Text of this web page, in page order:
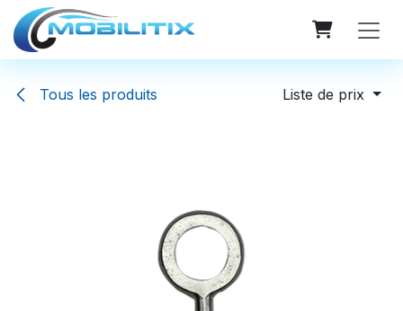
Se rendre au contenu
Tous les produits Liste de prix